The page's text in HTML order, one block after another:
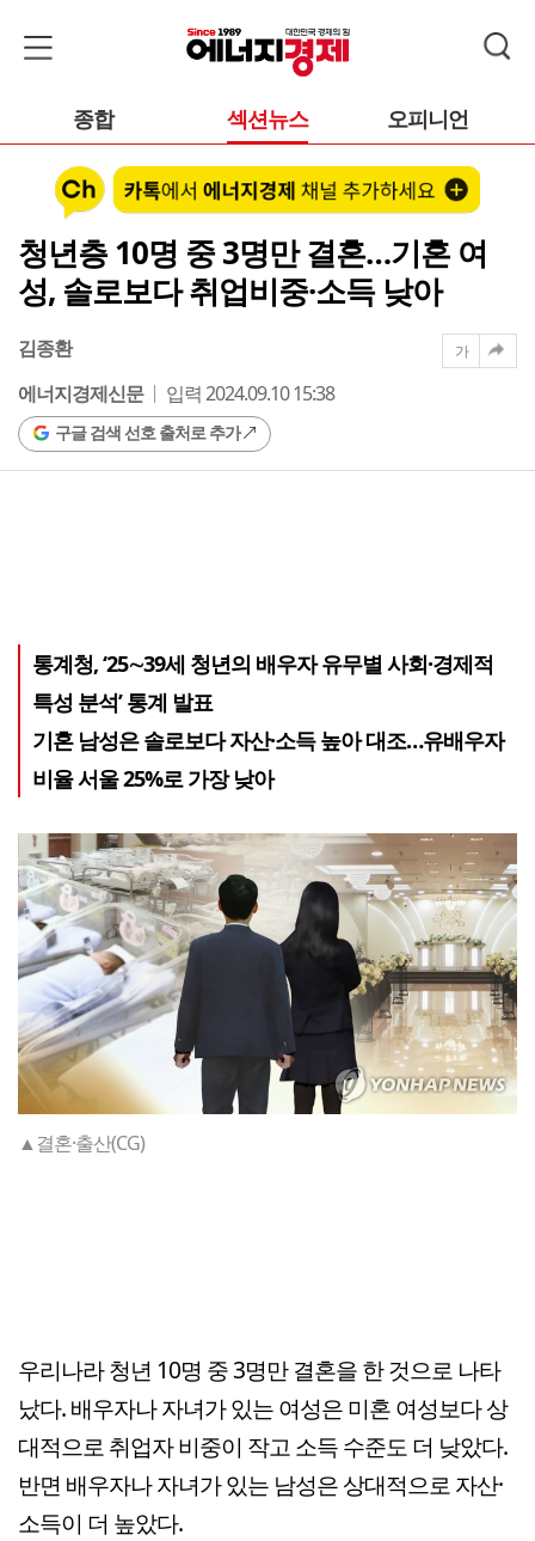
종합 섹션뉴스 오피니언
청년층 10명 중 3명만 결혼…기혼 여
성, 솔로보다 취업비중·소득 낮아
김종환
에너지경제신문
입력 2024.09.10 15:38
구글 검색 선호 출처로 추가
가
통계청, ‘25∼39세 청년의 배우자 유무별 사회·경제적
특성 분석’ 통계 발표
기혼 남성은 솔로보다 자산·소득 높아 대조…유배우자
비율 서울 25%로 가장 낮아
▲결혼·출산(CG)
우리나라 청년 10명 중 3명만 결혼을 한 것으로 나타
났다. 배우자나 자녀가 있는 여성은 미혼 여성보다 상
대적으로 취업자 비중이 작고 소득 수준도 더 낮았다.
반면 배우자나 자녀가 있는 남성은 상대적으로 자산·
소득이 더 높았다.